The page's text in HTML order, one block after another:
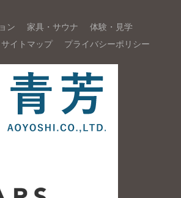
ン 家具・サウナ
体験・見学
サイトマップ プライバシーポリシー